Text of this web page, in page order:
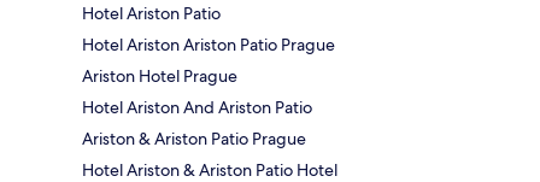
Hotel Ariston Patio
Hotel Ariston Ariston Patio Prague
Ariston Hotel Prague
Hotel Ariston And Ariston Patio
Ariston & Ariston Patio Prague
Hotel Ariston & Ariston Patio Hotel